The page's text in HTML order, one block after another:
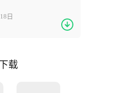
日
载